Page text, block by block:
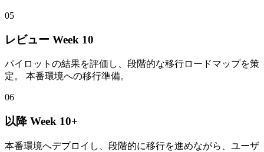
05
レビュー Week 10
パイロットの結果を評価し、段階的な移行ロードマップを策
定。 本番環境への移行準備。
06
以降 Week 10+
本番環境へデプロイし、段階的に移行を進めながら、ユーザ